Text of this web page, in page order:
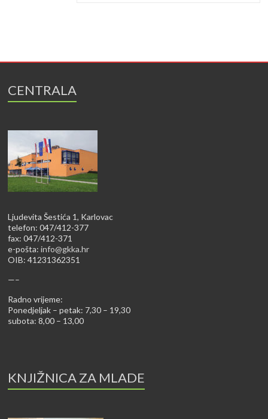
CENTRALA
Ljudevita Šestića 1, Karlovac
telefon: 047/412-377
fax: 047/412-371
e-pošta:info@gkka.hr
OIB: 41231362351
—–
Radno vrijeme:
Ponedjeljak – petak: 7,30 – 19,30
subota: 8,00 – 13,00
KNJIŽNICA ZA MLADE